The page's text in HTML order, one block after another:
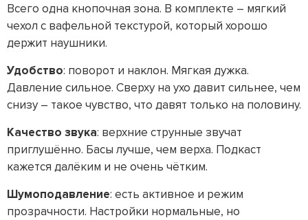
Всего одна кнопочная зона. В комплекте – мягкий
чехол с вафельной текстурой, который хорошо
держит наушники.
Удобство: поворот и наклон. Мягкая дужка.
Давление сильное. Сверху на ухо давит сильнее, чем
снизу – такое чувство, что давят только на половину.
Качество звука: верхние струнные звучат
приглушённо. Басы лучше, чем верха. Подкаст
кажется далёким и не очень чётким.
Шумоподавление: есть активное и режим
прозрачности. Настройки нормальные, но